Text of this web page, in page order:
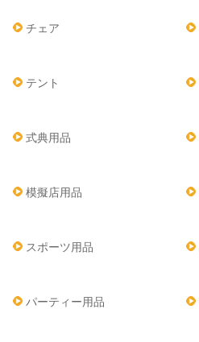
チェア
テント
式典用品
模擬店用品
スポーツ用品
パーティー用品